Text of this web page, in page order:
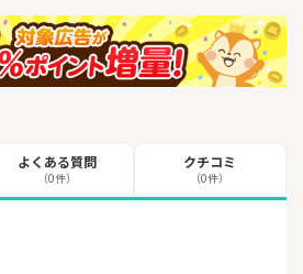
よくある質問
（0件）
クチコミ
（0件）